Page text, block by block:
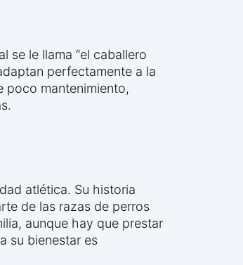
se le llama “el caballero
perfectamente a la
poco mantenimiento,
atlética. Su historia
de las razas de perros
aunque hay que prestar
su bienestar es